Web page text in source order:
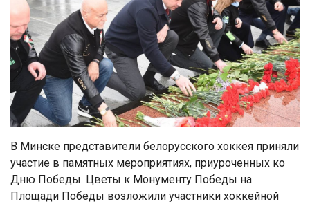
В Минске представители белорусского хоккея приняли
участие в памятных мероприятиях, приуроченных ко
Дню Победы. Цветы к Монументу Победы на
Площади Победы возложили участники хоккейной